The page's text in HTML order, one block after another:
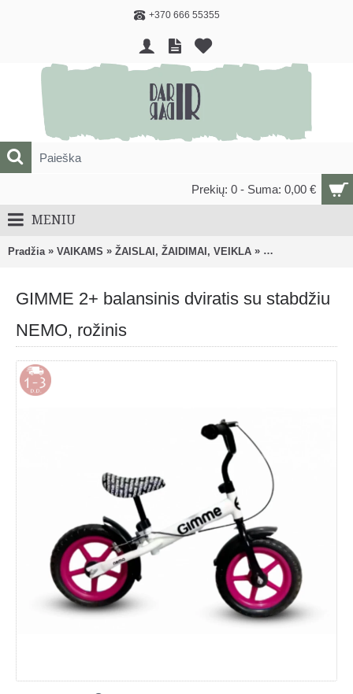
+370 666 55355
Prekių: 0 - Suma: 0,00 €
MENIU
Pradžia » VAIKAMS » ŽAISLAI, ŽAIDIMAI, VEIKLA » Triratukai,
GIMME 2+ balansinis dviratis su stabdžiu
NEMO, rožinis